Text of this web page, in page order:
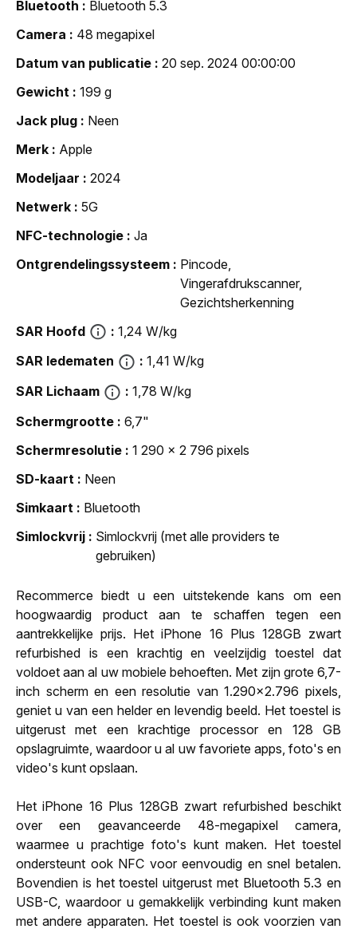
Bluetooth
Bluetooth 5.3
Camera
48 megapixel
Datum van publicatie
20 sep. 2024 00:00:00
Gewicht
199 g
Jack plug
Neen
Merk
Apple
Modeljaar
2024
Netwerk
5G
NFC-technologie
Ja
Ontgrendelingssysteem
Pincode,
Vingerafdrukscanner,
Gezichtsherkenning
SAR Hoofd
1,24 W/kg
SAR ledematen
1,41 W/kg
SAR Lichaam
1,78 W/kg
Schermgrootte
6,7"
Schermresolutie
1 290 x 2 796 pixels
SD-kaart
Neen
Simkaart
Bluetooth
Simlockvrij
Simlockvrij (met alle providers te
gebruiken)
Recommerce biedt u een uitstekende kans om een
hoogwaardig product aan te schaffen tegen een
aantrekkelijke prijs. Het iPhone 16 Plus 128GB zwart
refurbished is een krachtig en veelzijdig toestel dat
voldoet aan al uw mobiele behoeften. Met zijn grote 6,7-
inch scherm en een resolutie van 1.290x2.796 pixels,
geniet u van een helder en levendig beeld. Het toestel is
uitgerust met een krachtige processor en 128 GB
opslagruimte, waardoor u al uw favoriete apps, foto's en
video's kunt opslaan.
Het iPhone 16 Plus 128GB zwart refurbished beschikt
over een geavanceerde 48-megapixel camera,
waarmee u prachtige foto's kunt maken. Het toestel
ondersteunt ook NFC voor eenvoudig en snel betalen.
Bovendien is het toestel uitgerust met Bluetooth 5.3 en
USB-C, waardoor u gemakkelijk verbinding kunt maken
met andere apparaten. Het toestel is ook voorzien van